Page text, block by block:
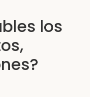
los